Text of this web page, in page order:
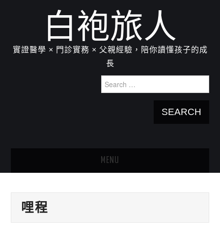
白袍旅人
實證醫學 × 門診實務 × 父親經驗，陪你讀懂孩子的成
長
for:
MENU
關於我：楊為傑醫師
哩程